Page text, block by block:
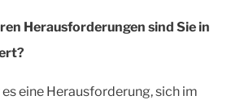
Herausforderungen sind Sie in
eine Herausforderung, sich im